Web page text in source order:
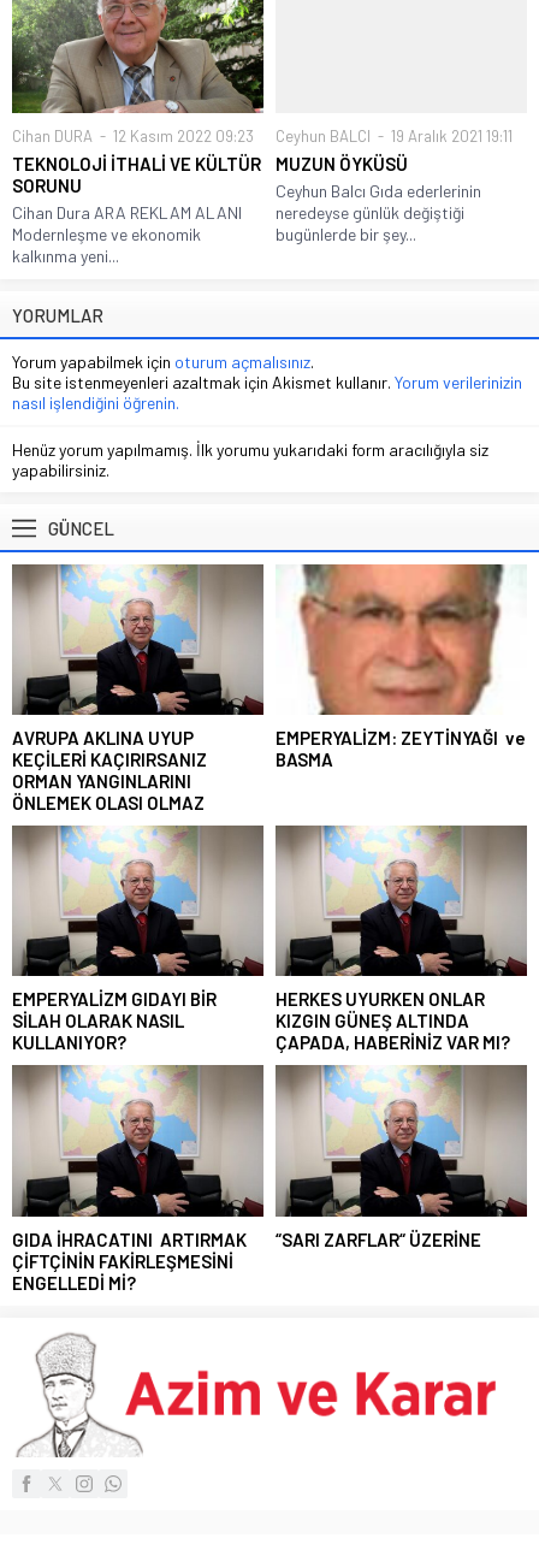
Cihan DURA 12 Kasım 2022 09:23
TEKNOLOJİ İTHALİ VE KÜLTÜR
SORUNU
Cihan Dura ARA REKLAM ALANI
Modernleşme ve ekonomik
kalkınma yeni...
Ceyhun BALCI 19 Aralık 2021 19:11
MUZUN ÖYKÜSÜ
Ceyhun Balcı Gıda ederlerinin
neredeyse günlük değiştiği
bugünlerde bir şey...
YORUMLAR
Yorum yapabilmek için oturum açmalısınız.
Bu site istenmeyenleri azaltmak için Akismet kullanır. Yorum verilerinizin
nasıl işlendiğini öğrenin.
Henüz yorum yapılmamış. İlk yorumu yukarıdaki form aracılığıyla siz
yapabilirsiniz.
GÜNCEL
AVRUPA AKLINA UYUP
KEÇİLERİ KAÇIRIRSANIZ
ORMAN YANGINLARINI
ÖNLEMEK OLASI OLMAZ
EMPERYALİZM: ZEYTİNYAĞI ve
BASMA
EMPERYALİZM GIDAYI BİR
SİLAH OLARAK NASIL
KULLANIYOR?
HERKES UYURKEN ONLAR
KIZGIN GÜNEŞ ALTINDA
ÇAPADA, HABERİNİZ VAR MI?
GIDA İHRACATINI ARTIRMAK
ÇİFTÇİNİN FAKİRLEŞMESİNİ
ENGELLEDİ Mİ?
“SARI ZARFLAR“ ÜZERİNE